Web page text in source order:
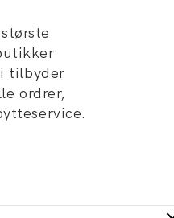
tilbyder
ordrer,